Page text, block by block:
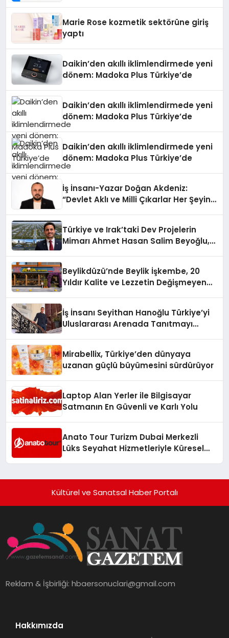
Marie Rose kozmetik sektörüne giriş
yaptı
Daikin’den akıllı iklimlendirmede yeni
dönem: Madoka Plus Türkiye’de
Daikin’den akıllı iklimlendirmede yeni
dönem: Madoka Plus Türkiye’de
Daikin’den akıllı iklimlendirmede yeni
dönem: Madoka Plus Türkiye’de
İş İnsanı-Yazar Doğan Akdeniz:
“Devlet Aklı ve Milli Çıkarlar Her Şeyin
Türkiye ve Irak’taki Dev Projelerin
Mimarı Ahmet Hasan Salim Beyoğlu,
Hayata Geçirecek
Beylikdüzü’nde Beylik İşkembe, 20
Yıldır Kalite ve Lezzetin Değişmeyen
İş İnsanı Seyithan Hanoğlu Türkiye’yi
Uluslararası Arenada Tanıtmayı
Mirabellix, Türkiye’den dünyaya
uzanan güçlü büyümesini sürdürüyor
Laptop Alan Yerler ile Bilgisayar
Satmanın En Güvenli ve Karlı Yolu
Anato Tour Turizm Dubai Merkezli
Lüks Seyahat Hizmetleriyle Küresel
Kültürel ve Sanatsal Haber Portalı
Reklam & İşbirliği:hbaersonuclari@gmail.com
Hakkımızda